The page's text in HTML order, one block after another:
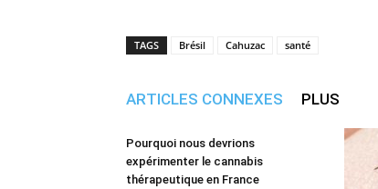
TAGS Brésil Cahuzac santé
ARTICLES CONNEXES PLUS
Pourquoi nous devrions
expérimenter le cannabis
thérapeutique en France